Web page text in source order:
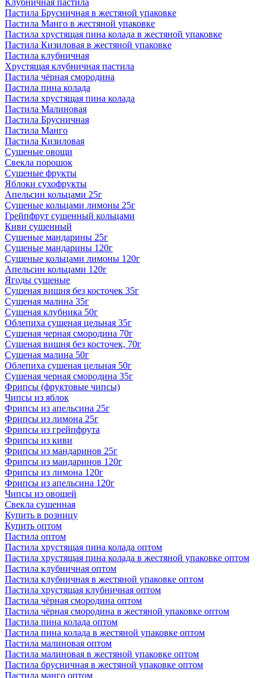
Пастила Брусничная в жестяной упаковке
Пастила Манго в жестяной упаковке
Пастила хрустящая пина колада в жестяной упаковке
Пастила Кизиловая в жестяной упаковке
Пастила клубничная
Хрустящая клубничная пастила
Пастила чёрная смородина
Пастила пина колада
Пастила хрустящая пина колада
Пастила Малиновая
Пастила Брусничная
Пастила Манго
Пастила Кизиловая
Сушеные овощи
Свекла порошок
Сушеные фрукты
Яблоки сухофрукты
Апельсин кольцами 25г
Сушеные кольцами лимоны 25г
Грейпфрут сушенный кольцами
Киви сушенный
Сушеные мандарины 25г
Сушеные мандарины 120г
Сушеные кольцами лимоны 120г
Апельсин кольцами 120г
Ягоды сушеные
Сушеная вишня без косточек 35г
Сушеная малина 35г
Сушеная клубника 50г
Облепиха сушеная цельная 35г
Сушеная черная смородина 70г
Сушеная вишня без косточек, 70г
Сушеная малина 50г
Облепиха сушеная цельная 50г
Сушеная черная смородина 35г
Фрипсы (фруктовые чипсы)
Чипсы из яблок
Фрипсы из апельсина 25г
Фрипсы из лимона 25г
Фрипсы из грейпфрута
Фрипсы из киви
Фрипсы из мандаринов 25г
Фрипсы из мандаринов 120г
Фрипсы из лимона 120г
Фрипсы из апельсина 120г
Чипсы из овощей
Свекла сушенная
Купить в розницу
Купить оптом
Пастила оптом
Пастила хрустящая пина колада оптом
Пастила хрустящая пина колада в жестяной упаковке оптом
Пастила клубничная оптом
Пастила клубничная в жестяной упаковке оптом
Пастила хрустящая клубничная оптом
Пастила чёрная смородина оптом
Пастила чёрная смородина в жестяной упаковке оптом
Пастила пина колада оптом
Пастила пина колада в жестяной упаковке оптом
Пастила малиновая оптом
Пастила малиновая в жестяной упаковке оптом
Пастила брусничная в жестяной упаковке оптом
Пастила манго оптом